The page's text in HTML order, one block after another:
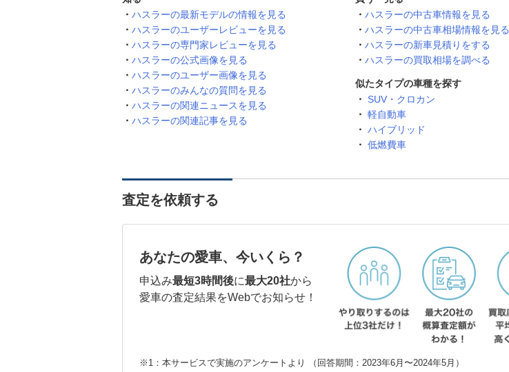
ハスラーの最新モデルの情報を見る
ハスラーのユーザーレビューを見る
ハスラーの専門家レビューを見る
ハスラーの公式画像を見る
ハスラーのユーザー画像を見る
ハスラーのみんなの質問を見る
ハスラーの関連ニュースを見る
ハスラーの関連記事を見る
ハスラーの中古車情報を見る
ハスラーの中古車相場情報を見る
ハスラーの新車見積りをする
ハスラーの買取相場を調べる
似たタイプの車種を探す
SUV・クロカン
軽自動車
ハイブリッド
低燃費車
査定を依頼する
あなたの愛車、今いくら？
申込み最短3時間後に最大20社から
愛車の査定結果をWebでお知らせ！
※1：本サービスで実施のアンケートより （回答期間：2023年6月〜2024年5月）